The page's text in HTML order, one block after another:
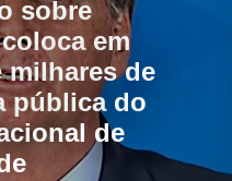
sobre
em
milhares de
pública do
de